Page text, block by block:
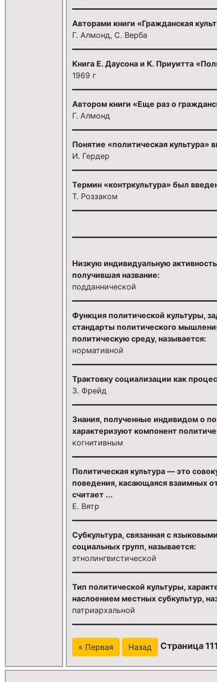
Авторами книги «Гражданская
Г. Алмонд, С. Верба
Книга Е. Даусона и К. Приуитта
1969 г
Автором книги «Еще раз о
Г. Алмонд
Понятие «политическая культура»
И. Гердер
Термин «контркультура» был
Т. Роззаком
Низкую индивидуальную
получившая название:
подданнической
Функция политической культуры,
стандарты политического
политическую среду, называется:
нормативной
Трактовку социализации как
З. Фрейд
Знания, полученные индивидом о
характеризуют компонент
когнитивным
Политическая культура — это
поведения, касающаяся взаимных
считает ...
Е. Вятр
Субкультура, связанная с
социальных групп, называется:
этнолингвистической
Тип политической культуры,
наслоением местных субкультур,
патриархальной
« Первая Назад Страница